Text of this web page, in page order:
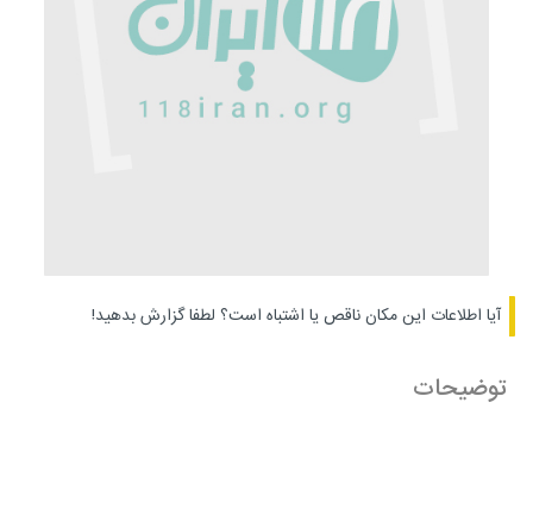
آیا اطلاعات این مکان ناقص یا اشتباه است؟ لطفا گزارش بدهید!
توضیحات